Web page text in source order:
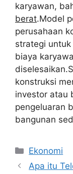
karyawan,
berat.Model
perusahaan
strategi
biaya
konstruksi
investor atau
pengeluaran
bangunan
Kategori
Ekonomi
Apa itu